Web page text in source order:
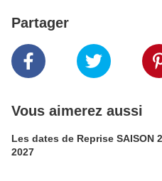
Partager
Vous aimerez aussi
Les dates de Reprise SAISON
2027